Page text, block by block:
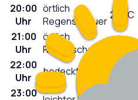
20:00
Uhr
örtlich
Regenschauer25 °C
21:00
Uhr
örtlich
Regenschauer
22:00
Uhr
bedeckt 25
23:00